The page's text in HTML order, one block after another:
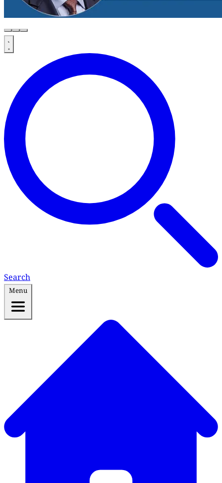
Search
Menu